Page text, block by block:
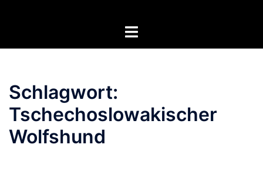
Menü
Schlagwort:
Tschechoslowakischer
Wolfshund